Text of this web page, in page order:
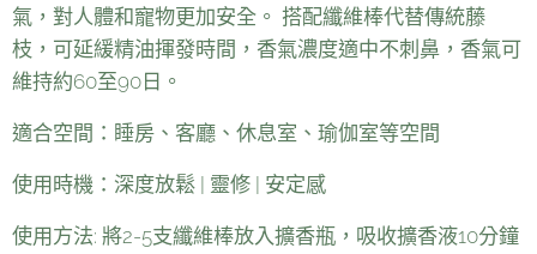
氣，對人體和寵物更加安全。 搭配纖維棒代替傳統藤
枝，可延緩精油揮發時間，香氣濃度適中不刺鼻，香氣可
維持約60至90日。
適合空間：睡房、客廳、休息室、瑜伽室等空間
使用時機：深度放鬆 | 靈修 | 安定感
使用方法: 將2-5支纖維棒放入擴香瓶，吸收擴香液10分鐘